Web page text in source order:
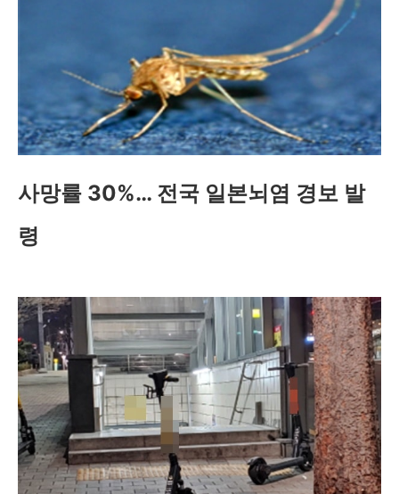
사망률 30%… 전국 일본뇌염 경보 발
령